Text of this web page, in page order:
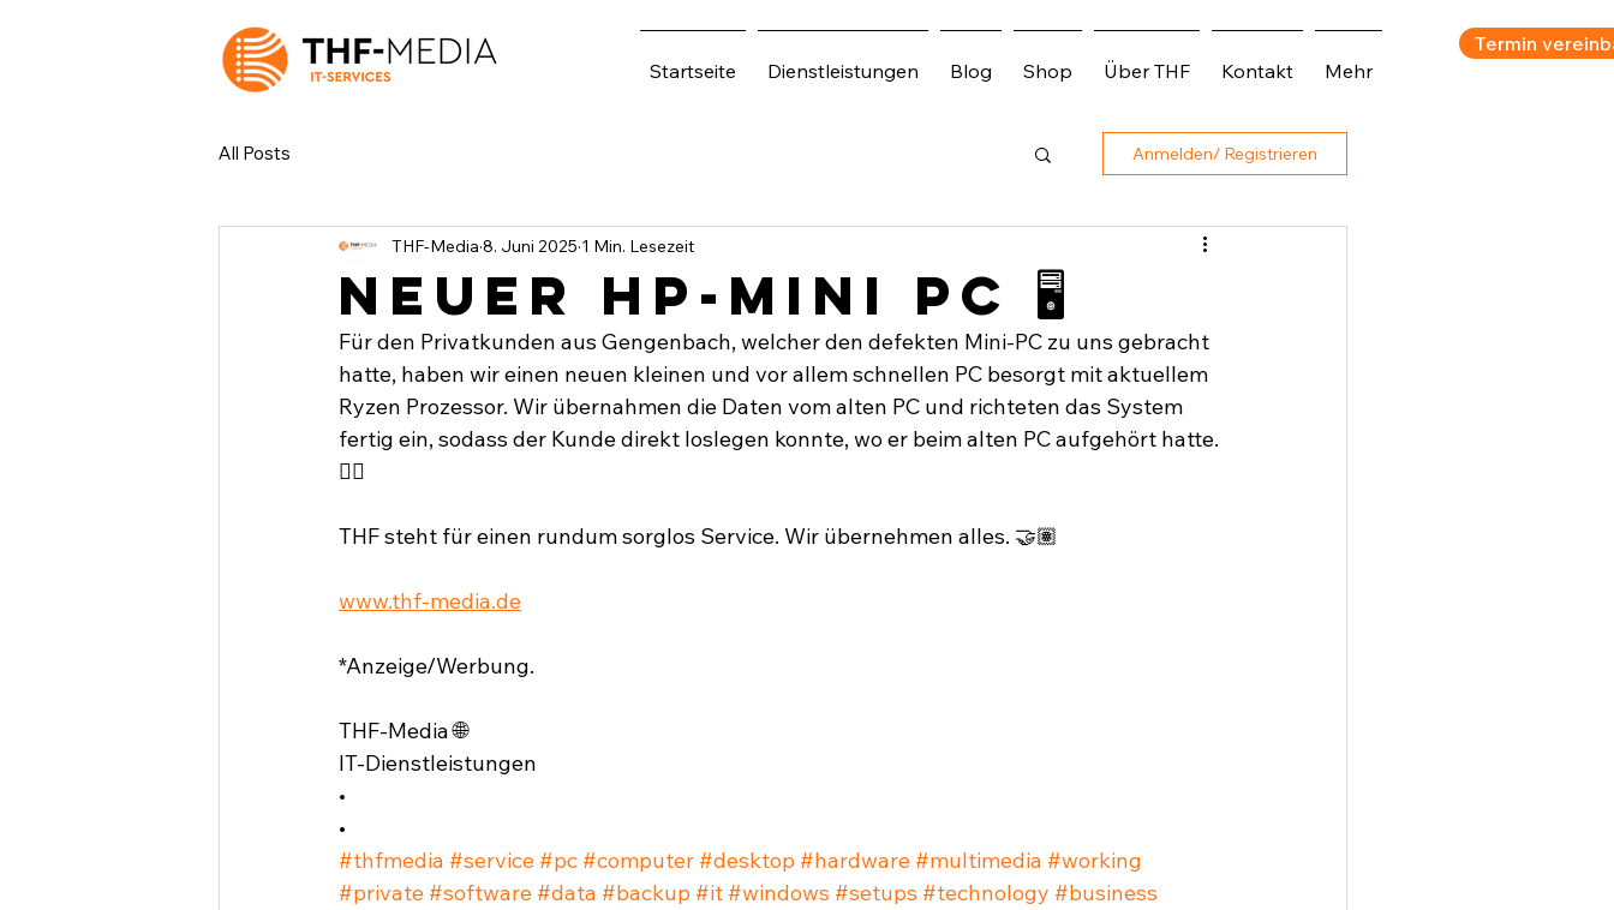
Startseite Dienstleistungen Blog Shop Über THF Kontakt Mehr
Termin
All Posts Anmelden/ Registrieren
Neuer HP-Mini PC 🖥️
THF-Media 8. Juni 2025 1 Min. Lesezeit
Für den Privatkunden aus Gengenbach, welcher den defekten Mini-PC zu uns gebracht
hatte, haben wir einen neuen kleinen und vor allem schnellen PC besorgt mit aktuellem
Ryzen Prozessor. Wir übernahmen die Daten vom alten PC und richteten das System
fertig ein, sodass der Kunde direkt loslegen konnte, wo er beim alten PC aufgehört hatte.
👍🏽
THF steht für einen rundum sorglos Service. Wir übernehmen alles. 🤝🏽
www.thf-media.de
*Anzeige/Werbung.
THF-Media 🌐
IT-Dienstleistungen
•
•
#thfmedia #service #pc #computer #desktop #hardware #multimedia #working
#private #software #data #backup #it #windows #setups #technology #business